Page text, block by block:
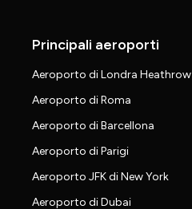
Principali aeroporti
Aeroporto di Londra Heathrow
Aeroporto di Roma
Aeroporto di Barcellona
Aeroporto di Parigi
Aeroporto JFK di New York
Aeroporto di Dubai